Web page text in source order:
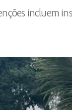
incluem